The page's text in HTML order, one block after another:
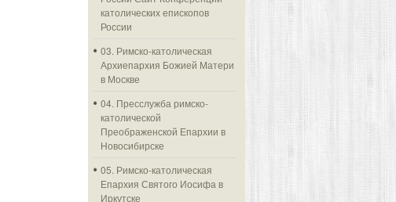
католических епископов
России
03. Римско-католическая
Архиепархия Божией Матери
в Москве
04. Пресслужба римско-
католической
Преображенской Епархии в
Новосибирске
05. Римско-католическая
Епархия Святого Иосифа в
Иркутске